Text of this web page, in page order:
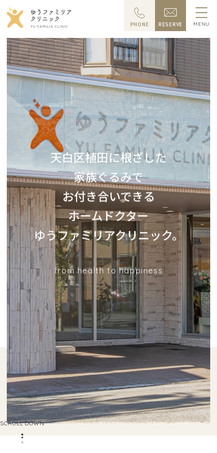
PHONE RESERVE MENU
天白区植田に根ざした
家族ぐるみで
お付き合いできる
ホームドクター
ゆうファミリアクリニック。
from health to happiness
SCROLL DOWN